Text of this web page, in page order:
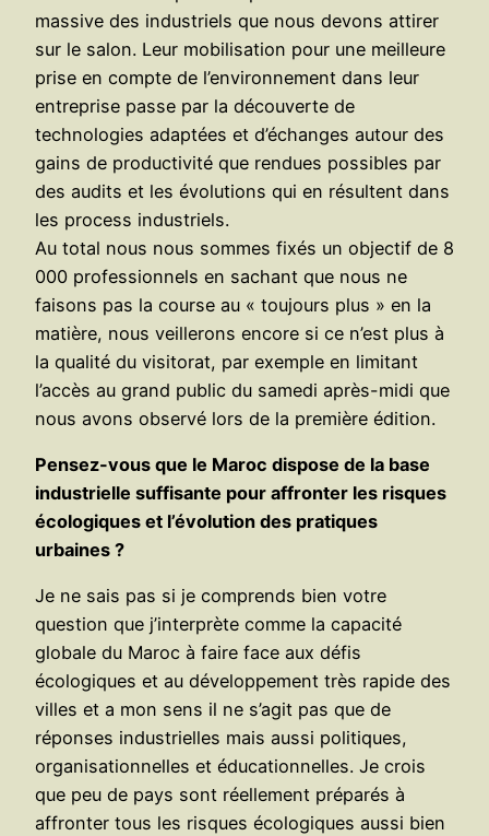
massive des industriels que nous devons attirer
sur le salon. Leur mobilisation pour une meilleure
prise en compte de l’environnement dans leur
entreprise passe par la découverte de
technologies adaptées et d’échanges autour des
gains de productivité que rendues possibles par
des audits et les évolutions qui en résultent dans
les process industriels.
Au total nous nous sommes fixés un objectif de 8
000 professionnels en sachant que nous ne
faisons pas la course au « toujours plus » en la
matière, nous veillerons encore si ce n’est plus à
la qualité du visitorat, par exemple en limitant
l’accès au grand public du samedi après-midi que
nous avons observé lors de la première édition.
Pensez-vous que le Maroc dispose de la base
industrielle suffisante pour affronter les risques
écologiques et l’évolution des pratiques
urbaines ?
Je ne sais pas si je comprends bien votre
question que j’interprète comme la capacité
globale du Maroc à faire face aux défis
écologiques et au développement très rapide des
villes et a mon sens il ne s’agit pas que de
réponses industrielles mais aussi politiques,
organisationnelles et éducationnelles. Je crois
que peu de pays sont réellement préparés à
affronter tous les risques écologiques aussi bien